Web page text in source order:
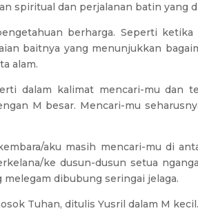
spiritual dan perjalanan batin yang
berharga. Seperti ketika
baitnya yang menunjukkan
alam.
dalam kalimat mencari-mu dan
M besar. Mencari-mu
aku masih mencari-mu di
ke dusun-dusun setua
dibubung seringai jelaga.
Tuhan, ditulis Yusril dalam M